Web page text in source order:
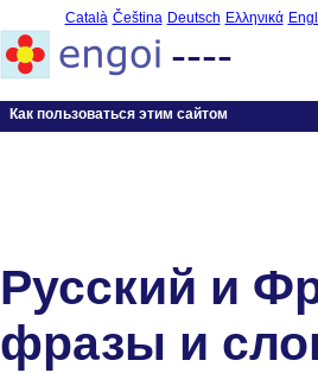
Català Čeština Deutsch Ελληνικά
----
Как пользоваться этим сайтом
Русский и
фразы и